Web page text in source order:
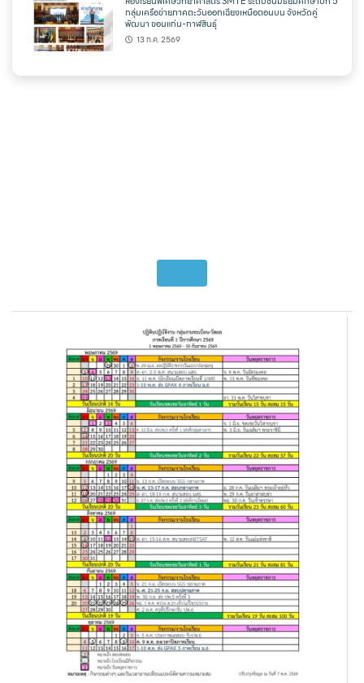
กลุ่มเครือข่ายภาคตะวันออกเฉียงเหนือตอนบน จังหวัดคู่
พัฒนา ขอนแก่น-กาฬสินธุ์
13 ก.ค. 2569